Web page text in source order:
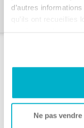
d’autres
qu’ils ont recueillies
modifier votre
sur « Paramètres
confidentialité pour
Ne pas
Produits